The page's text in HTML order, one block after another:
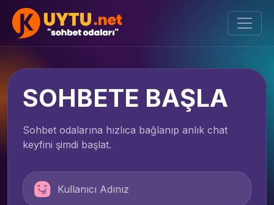
SOHBETE BAŞLA
Sohbet odalarına hızlıca bağlanıp anlık chat
keyfini şimdi başlat.